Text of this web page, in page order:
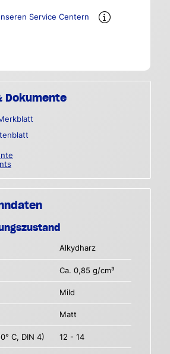
Service Centern
Dokumente
Alkydharz
Ca. 0,85 g/cm³
Mild
Matt
C, DIN 4) 12 - 14